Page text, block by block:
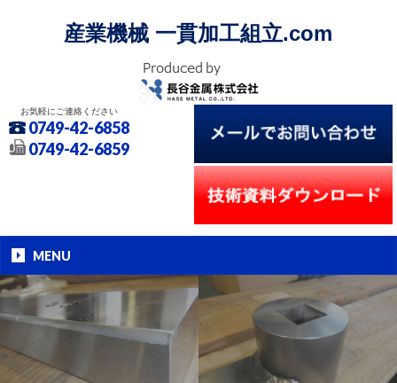
産業機械 一貫加工組立.com
お気軽にご連絡ください
0749-42-6858
0749-42-6859
MENU